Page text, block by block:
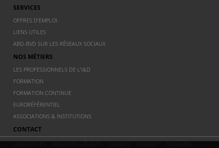
SERVICES
OFFRES D’EMPLOI
LIENS UTILES
ABD-BVD SUR LES RÉSEAUX SOCIAUX
NOS MÉTIERS
LES PROFESSIONNELS DE L’I&D
FORMATION
FORMATION CONTINUE
EURORÉFÉRENTIEL
ASSOCIATIONS & INSTITUTIONS
CONTACT